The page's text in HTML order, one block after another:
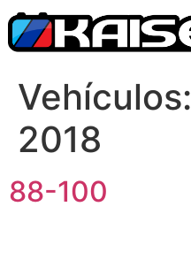
Vehículos:
2018
88-100